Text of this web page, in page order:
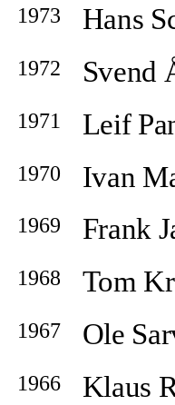
1973 Hans
1972 Svend
1971 Leif
1970 Ivan
1969 Frank
1968 Tom
1967 Ole
1966 Klaus